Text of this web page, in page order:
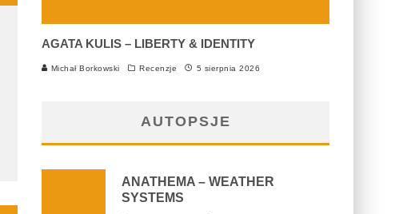
AGATA KULIS – LIBERTY & IDENTITY
Michał Borkowski Recenzje 5 sierpnia 2026
AUTOPSJE
ANATHEMA – WEATHER
SYSTEMS